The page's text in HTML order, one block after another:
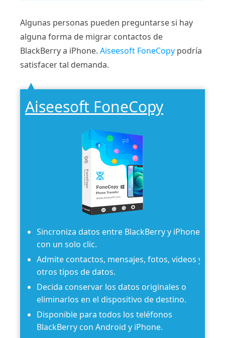
Algunas personas pueden preguntarse si hay
alguna forma de migrar contactos de
BlackBerry a iPhone. Aiseesoft FoneCopy podría
satisfacer tal demanda.
Aiseesoft FoneCopy
Sincroniza datos entre BlackBerry y iPhone
con un solo clic.
Admite contactos, mensajes, fotos, videos y
otros tipos de datos.
Decida conservar los datos originales o
eliminarlos en el dispositivo de destino.
Disponible para todos los teléfonos
BlackBerry con Android y iPhone.